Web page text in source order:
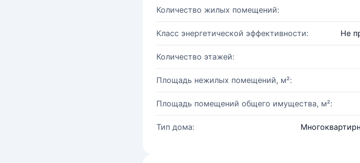
Количество жилых помещений:
Класс энергетической эффективности: Не
Количество этажей:
Площадь нежилых помещений, м²:
Площадь помещений общего имущества, м²:
Тип дома: